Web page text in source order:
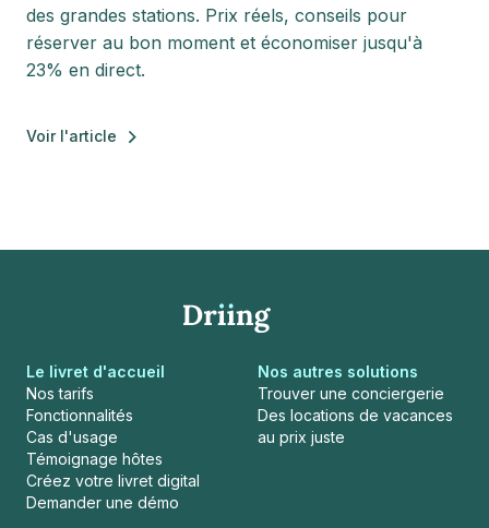
des grandes stations. Prix réels, conseils pour
réserver au bon moment et économiser jusqu'à
23% en direct.
Voir l'article
Le livret d'accueil
Nos tarifs
Fonctionnalités
Cas d'usage
Témoignage hôtes
Créez votre livret digital
Demander une démo
Nos autres solutions
Trouver une conciergerie
Des locations de vacances
au prix juste